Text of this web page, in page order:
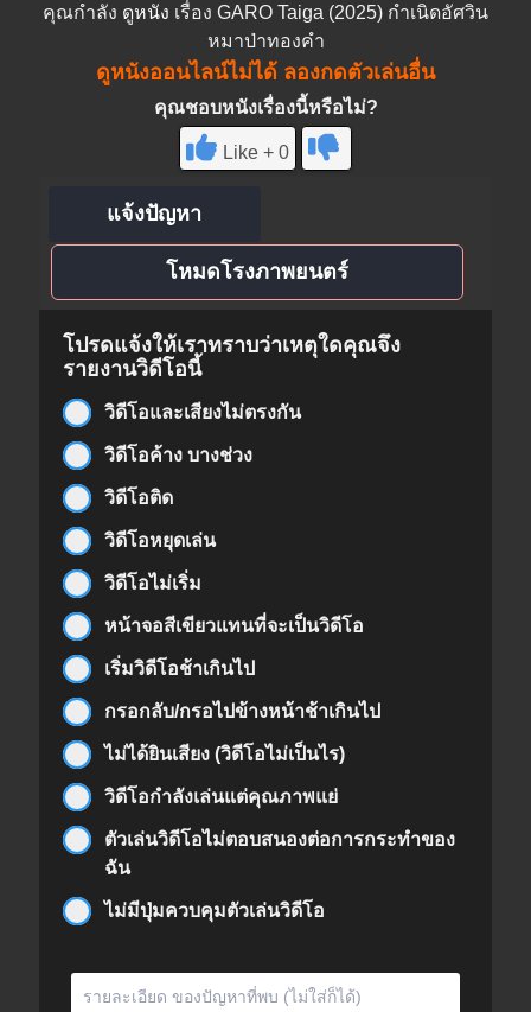
คุณกำลัง ดูหนัง เรื่อง GARO Taiga (2025) กำเนิดอัศวิน
หมาป่าทองคำ
ดูหนังออนไลน์ไม่ได้ ลองกดตัวเล่นอื่น
คุณชอบหนังเรื่องนี้หรือไม่?
Like + 0
แจ้งปัญหา
โหมดโรงภาพยนตร์
โปรดแจ้งให้เราทราบว่าเหตุใดคุณจึง
รายงานวิดีโอนี้
วิดีโอและเสียงไม่ตรงกัน
วิดีโอค้าง บางช่วง
วิดีโอติด
วิดีโอหยุดเล่น
วิดีโอไม่เริ่ม
หน้าจอสีเขียวแทนที่จะเป็นวิดีโอ
เริ่มวิดีโอช้าเกินไป
กรอกลับ/กรอไปข้างหน้าช้าเกินไป
ไม่ได้ยินเสียง (วิดีโอไม่เป็นไร)
วิดีโอกำลังเล่นแต่คุณภาพแย่
ตัวเล่นวิดีโอไม่ตอบสนองต่อการกระทำของ
ฉัน
ไม่มีปุ่มควบคุมตัวเล่นวิดีโอ